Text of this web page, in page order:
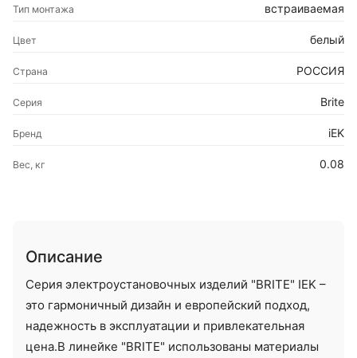
Тип монтажа встраиваемая
Цвет белый
Страна РОССИЯ
Серия Brite
Бренд iEK
Вес, кг 0.08
Описание
Серия электроустановочных изделий "BRITE" IEK –
это гармоничный дизайн и европейский подход,
надежность в эксплуатации и привлекательная
цена.В линейке "BRITE" использованы материалы